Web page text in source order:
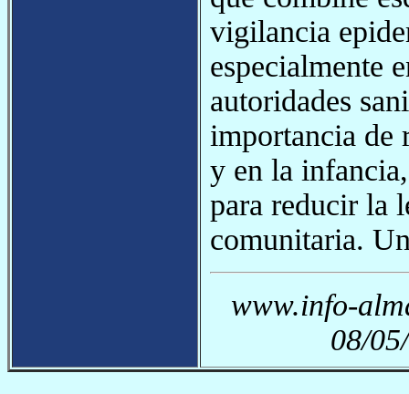
vigilancia
especialmente
autoridades
importancia de
y en la
para reducir la
comunitaria.
www.info-
08/